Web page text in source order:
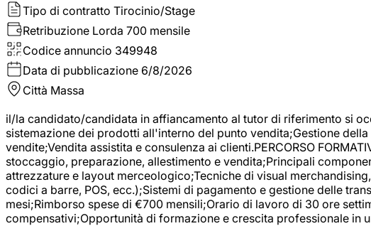
Tipo di contratto Tirocinio/Stage
Retribuzione Lorda 700 mensile
Codice annuncio 349948
Data di pubblicazione 6/8/2026
Città Massa
il/la candidato/candidata in affiancamento al tutor di riferimento si
sistemazione dei prodotti all'interno del punto vendita;Gestione
vendite;Vendita assistita e consulenza ai clienti.PERCORSO
stoccaggio, preparazione, allestimento e vendita;Principali
attrezzature e layout merceologico;Tecniche di visual
codici a barre, POS, ecc.);Sistemi di pagamento e gestione delle
mesi;Rimborso spese di €700 mensili;Orario di lavoro di 30 ore
compensativi;Opportunità di formazione e crescita professionale in